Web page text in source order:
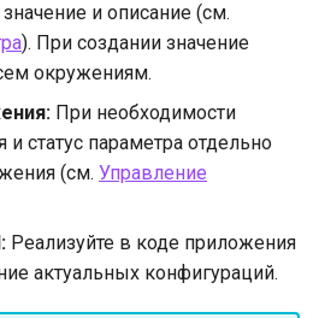
и описание (см.
). При создании значение
окружениям.
При необходимости
и статус параметра отдельно
(см. Управление
Реализуйте в коде приложения
актуальных конфигураций.